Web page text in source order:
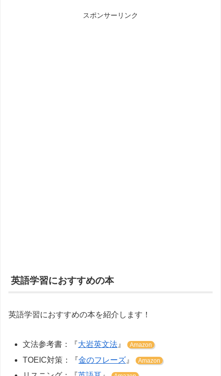
スポンサーリンク
英語学習におすすめの本
英語学習におすすめの本を紹介します！
文法参考書：『大岩英文法』 Amazon
TOEIC対策：『金のフレーズ 』 Amazon